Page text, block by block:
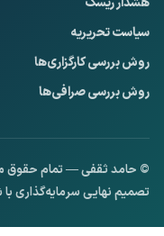
سیاست تحریریه
روش بررسی کارگزاری‌ها
روش بررسی صرافی‌ها
© حامد ثقفی — تمام
تصمیم نهایی سرمایه‌گذاری